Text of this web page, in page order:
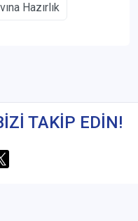
Hazırlık
TAKİP EDİN!